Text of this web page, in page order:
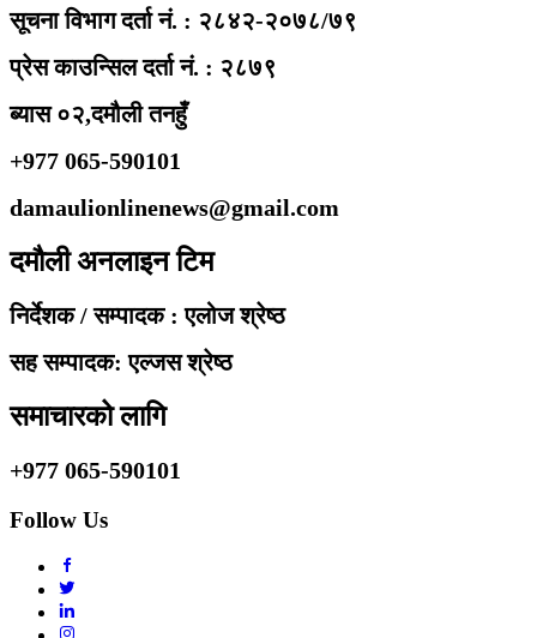
सूचना विभाग दर्ता नं. : २८४२-२०७८/७९
प्रेस काउन्सिल दर्ता नं. : २८७९
ब्यास ०२,दमौली तनहुँ
+977 065-590101
damaulionlinenews@gmail.com
दमौली अनलाइन टिम
निर्देशक / सम्पादक : एलोज श्रेष्ठ
सह सम्पादक: एल्जस श्रेष्ठ
समाचारको लागि
+977 065-590101
Follow Us